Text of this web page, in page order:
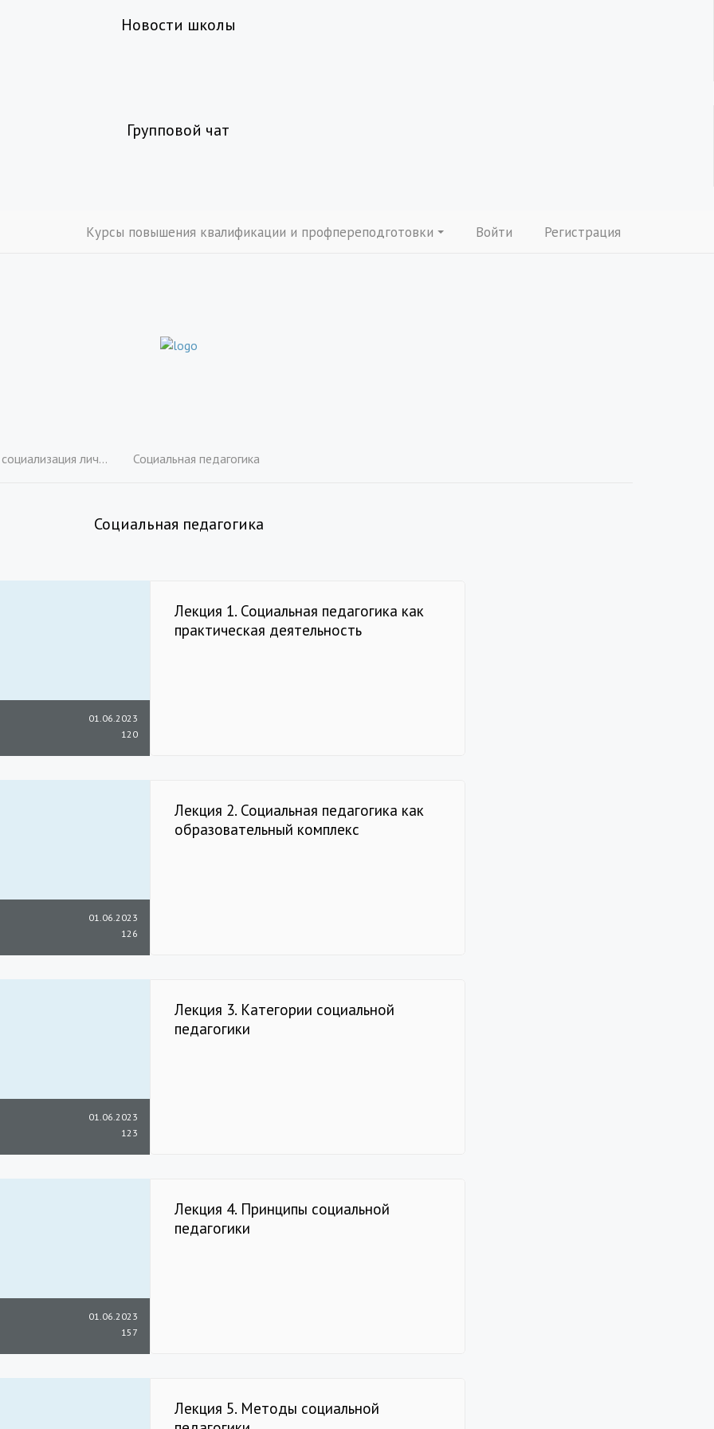
Новости школы
Групповой чат
Курсы повышения квалификации и профпереподготовки Войти Регистрация
в системе образования Социальная педагогика
Социальная педагогика
01.06.2023
120
Лекция 1. Социальная педагогика как
практическая деятельность
01.06.2023
126
Лекция 2. Социальная педагогика как
образовательный комплекс
01.06.2023
123
Лекция 3. Категории социальной
педагогики
01.06.2023
157
Лекция 4. Принципы социальной
педагогики
Лекция 5. Методы социальной